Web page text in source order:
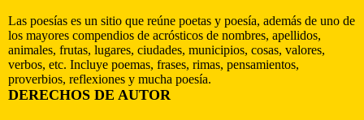
Las poesías es un sitio que reúne poetas y poesía, además de uno de
los mayores compendios de acrósticos de nombres, apellidos,
animales, frutas, lugares, ciudades, municipios, cosas, valores,
verbos, etc. Incluye poemas, frases, rimas, pensamientos,
proverbios, reflexiones y mucha poesía.
DERECHOS DE AUTOR